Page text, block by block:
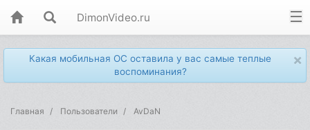
DimonVideo.ru
×
Какая мобильная ОС оставила у вас самые теплые
воспоминания?
Главная Пользователи AvDaN